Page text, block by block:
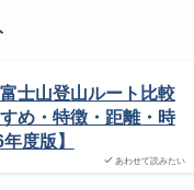
あわせて読みたい
士山登山ルート比較
め・特徴・距離・時
度版】